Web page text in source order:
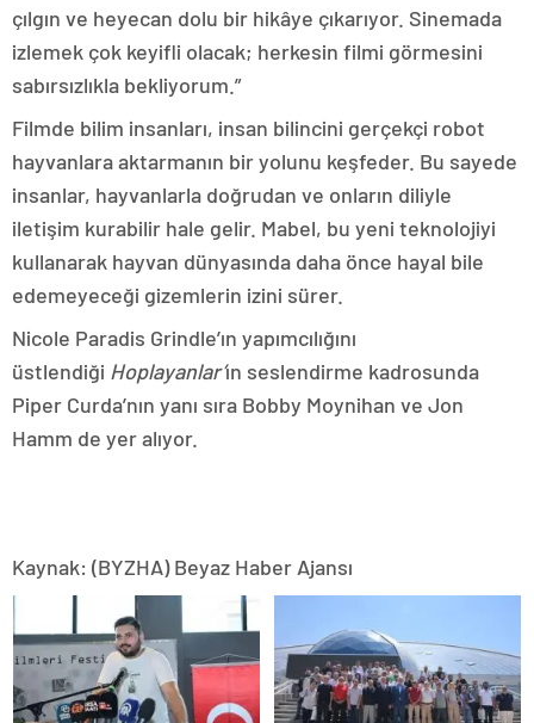
çılgın ve heyecan dolu bir hikâye çıkarıyor. Sinemada
izlemek çok keyifli olacak; herkesin filmi görmesini
sabırsızlıkla bekliyorum.”
Filmde bilim insanları, insan bilincini gerçekçi robot
hayvanlara aktarmanın bir yolunu keşfeder. Bu sayede
insanlar, hayvanlarla doğrudan ve onların diliyle
iletişim kurabilir hale gelir. Mabel, bu yeni teknolojiyi
kullanarak hayvan dünyasında daha önce hayal bile
edemeyeceği gizemlerin izini sürer.
Nicole Paradis Grindle’ın yapımcılığını
üstlendiği Hoplayanlar’ın seslendirme kadrosunda
Piper Curda’nın yanı sıra Bobby Moynihan ve Jon
Hamm de yer alıyor.
Kaynak: (BYZHA) Beyaz Haber Ajansı